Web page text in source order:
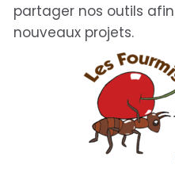
partager nos outils
nouveaux projets.